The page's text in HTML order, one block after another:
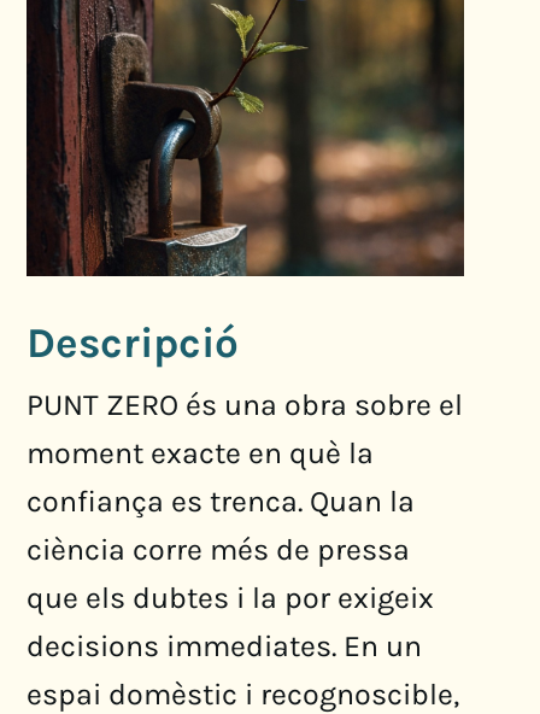
Descripció
PUNT ZERO és una obra sobre el
moment exacte en què la
confiança es trenca. Quan la
ciència corre més de pressa
que els dubtes i la por exigeix
decisions immediates. En un
espai domèstic i recognoscible,